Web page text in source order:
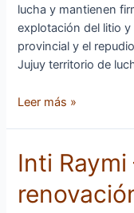
lucha y mantienen
explotación del litio
provincial y el
Jujuy territorio de
Leer más »
Inti
Inti
Raymi
–